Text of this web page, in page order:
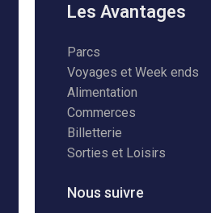
Les Avantages
Parcs
Voyages et Week ends
Alimentation
Commerces
Billetterie
Sorties et Loisirs
Nous suivre